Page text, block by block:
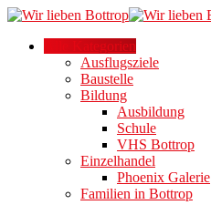
Alle Kategorien
Ausflugsziele
Baustelle
Bildung
Ausbildung
Schule
VHS Bottrop
Einzelhandel
Phoenix Galerie
Familien in Bottrop